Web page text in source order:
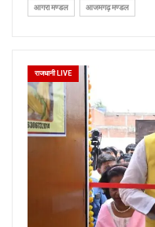
आगरा मण्डल आजमगढ़ मण्डल
राजधानी LIVE